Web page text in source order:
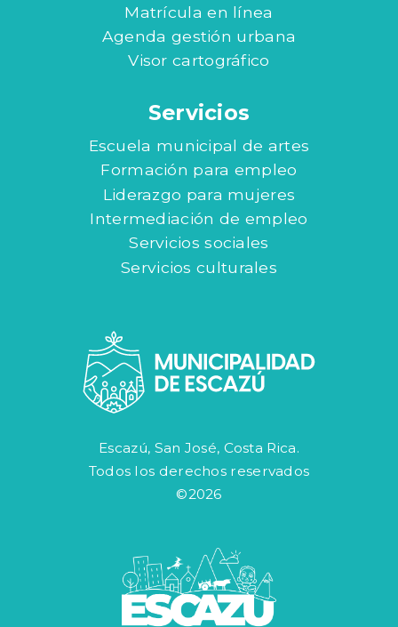
Matrícula en línea
Agenda gestión urbana
Visor cartográfico
Servicios
Escuela municipal de artes
Formación para empleo
Liderazgo para mujeres
Intermediación de empleo
Servicios sociales
Servicios culturales
Escazú, San José, Costa Rica.
Todos los derechos reservados
©2026